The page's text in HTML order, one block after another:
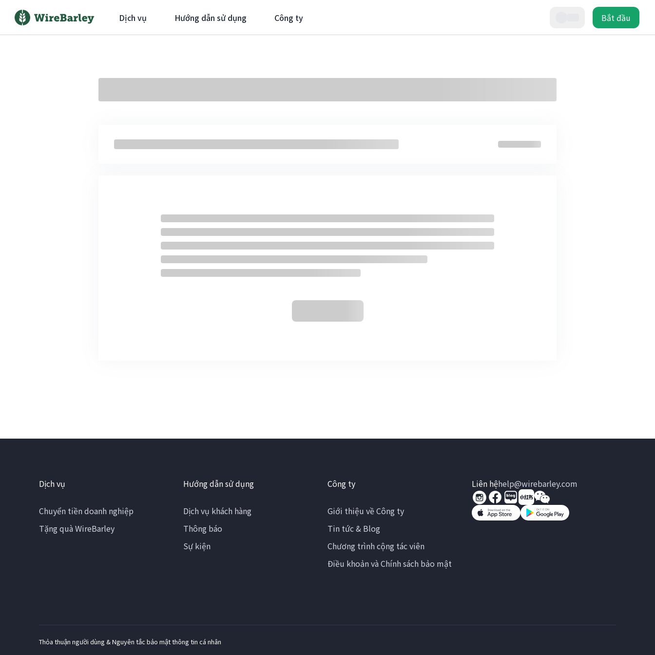
Dịch vụ Hướng dẫn sử dụng Công ty Bắt đầu
Dịch vụ
Chuyển tiền doanh nghiệp
Tặng quà WireBarley
Hướng dẫn sử dụng
Dịch vụ khách hàng
Thông báo
Sự kiện
Công ty
Giới thiệu về Công ty
Tin tức & Blog
Chương trình cộng tác viên
Điều khoản và Chính sách bảo mật
Liên hệhelp@wirebarley.com
Thỏa thuận người dùng & Nguyên tắc bảo mật thông tin cá nhân